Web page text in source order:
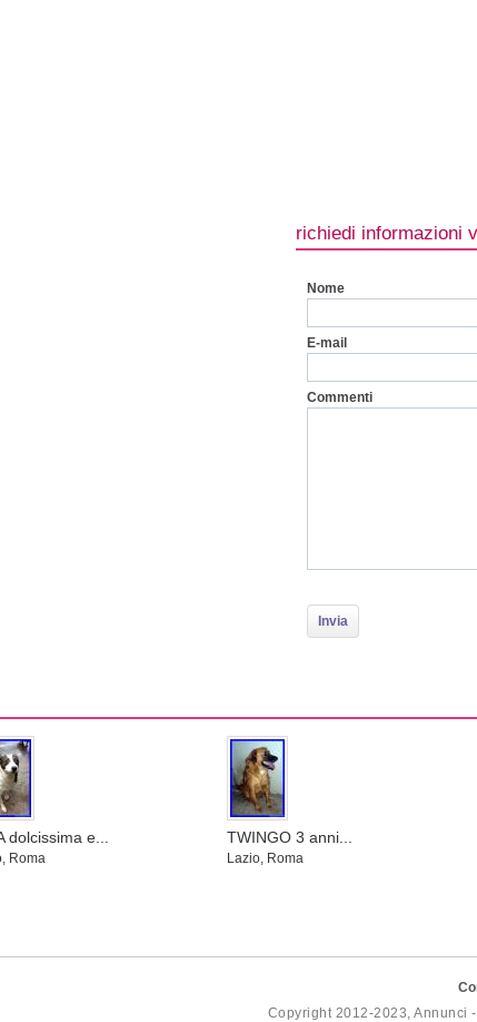
richiedi informazioni
Nome
E-mail
Commenti
dolcissima e...
Roma
TWINGO 3 anni...
Lazio, Roma
Copyright 2012-2023, Annunci